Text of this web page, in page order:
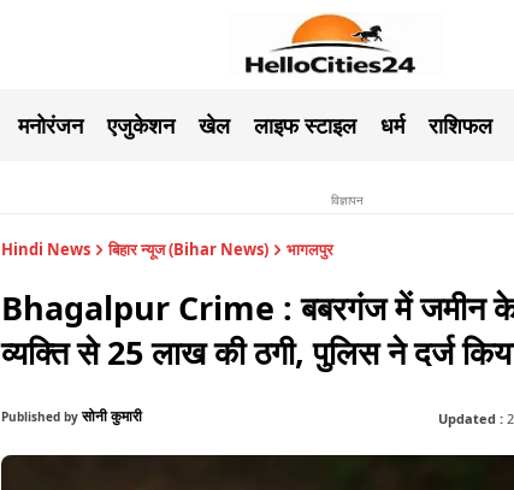
मनोरंजन एजुकेशन खेल लाइफ स्टाइल धर्म राशिफल
विज्ञापन
Hindi News बिहार न्यूज (Bihar News) भागलपुर
Bhagalpur Crime : बबरगंज में जमीन
व्यक्ति से 25 लाख की ठगी, पुलिस ने दर्ज
Published by सोनी कुमारी Updated :